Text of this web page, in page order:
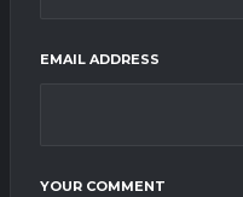
EMAIL ADDRESS
YOUR COMMENT